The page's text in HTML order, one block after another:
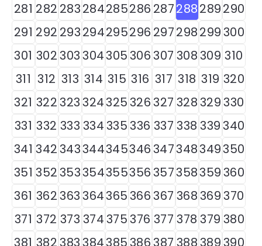
281 282 283284285286 287288289290
291 292 293294295296 297298299300
301 302303304305306307 308309 310
311 312 313 314 315 316 317 318 319 320
321 322323324325326327 328329330
331 332 333 334335336 337 338 339340
341 342343344345346347348349350
351 352353354355356357358359360
361 362363364365366367 368369370
371 372 373 374375376 377 378 379 380
381 382383384385386387 388389390